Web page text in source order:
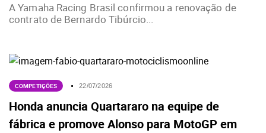
A Yamaha Racing Brasil confirmou a renovação de
contrato de Bernardo Tibúrcio...
COMPETIÇÕES 22/07/2026
Honda anuncia Quartararo na equipe de
fábrica e promove Alonso para MotoGP em